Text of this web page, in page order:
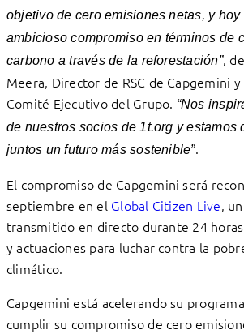
objetivo de cero emisiones netas, y hoy
ambicioso compromiso en términos de
carbono a través de la reforestación”,
Meera, Director de RSC de Capgemini
Comité Ejecutivo del Grupo. “Nos
de nuestros socios de 1t.org y estamos
juntos un futuro más sostenible”.
El compromiso de Capgemini será
septiembre en el Global Citizen Live,
transmitido en directo durante 24
y actuaciones para luchar contra la
climático.
Capgemini está acelerando su
cumplir su compromiso de cero